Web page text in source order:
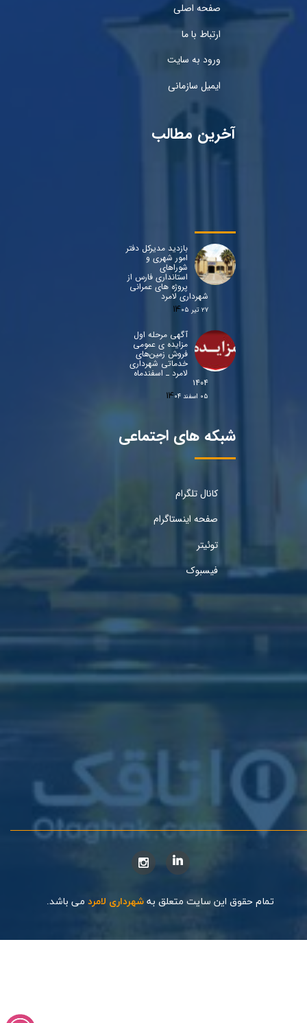
صفحه اصلی
ارتباط با ما
ورود به سایت
ایمیل سازمانی
آخرین مطالب
بازدید مدیرکل دفتر
امور شهری و
شوراهای
استانداری فارس از
پروژه های عمرانی
شهرداری لامرد
۲۷ تیر ۰۵
آگهی مرحله اول
مزایده ی عمومی
فروش زمین‌های
خدماتی شهرداری
لامرد ـ اسفندماه
۱۴۰۴
۰۵ اسفند ۰۴
شبکه های اجتماعی
کانال تلگرام
صفحه اینستاگرام
توئیتر
فیسبوک
تمام حقوق این سایت متعلق به شهرداری لامرد می باشد.